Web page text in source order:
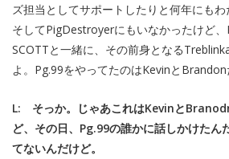
ズ担当としてサポートしたりと何年にもわ
そしてPigDestroyerにもいなかったけど
SCOTTと一緒に、その前身となる
よ。Pg.99をやってたのはKevinとBrandon
L: そっか。じゃあこれはKevinと
ど、その日、Pg.99の誰かに話しかけたん
てないんだけど。